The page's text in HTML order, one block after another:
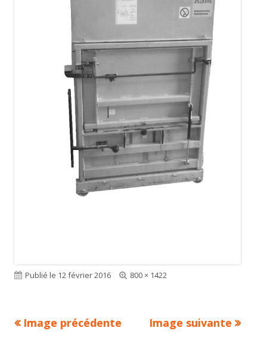
Publié le 12 février 2016
Taille
800 × 1422
Image précédente Image suivante